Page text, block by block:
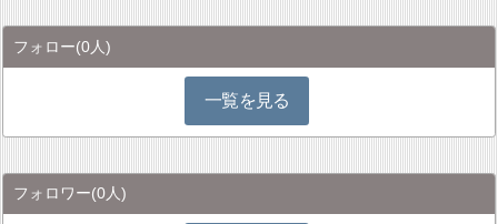
フォロー(0人)
一覧を見る
フォロワー(0人)